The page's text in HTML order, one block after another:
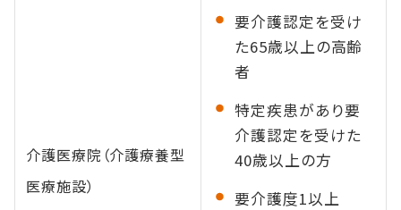
介護医療院（介護療養型
医療施設）
要介護認定を受け
た65歳以上の高齢
者
特定疾患があり要
介護認定を受けた
40歳以上の方
要介護度1以上